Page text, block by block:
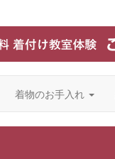
着物のお手入れ